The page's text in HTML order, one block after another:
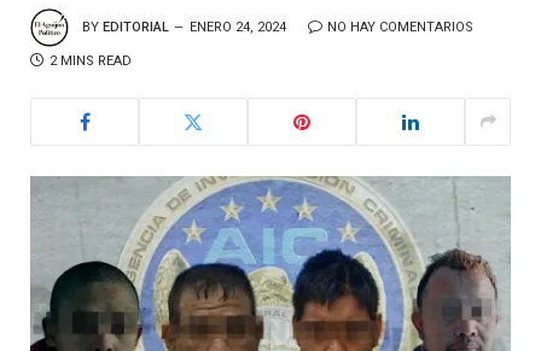
BY EDITORIAL ENERO 24, 2024 NO HAY COMENTARIOS
2 MINS READ